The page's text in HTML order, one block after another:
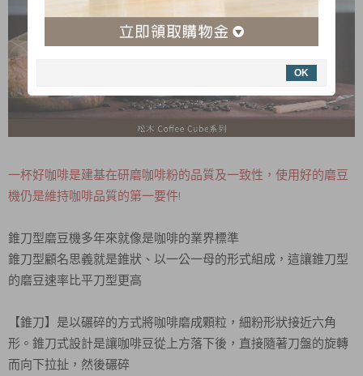
一杯好咖啡是建基在研磨咖啡粉的品質及一致性，使用好的磨豆
機仍是維持咖啡品質的第一要件!
錐刀型磨豆機多年來就像是咖啡的業界標準
錐刀型顧名思義就是錐狀、以一公一母的形式組成，這讓錐刀型
的磨豆速率比平刀型更高
【錐刀】是以碾碎的方式將咖啡磨成顆粒，細粉形狀接近六角
形。錐刀式設計是讓咖啡豆從上方落下後，直接隨著刀盤的旋轉
而向下拉扯，然後碾碎
OK